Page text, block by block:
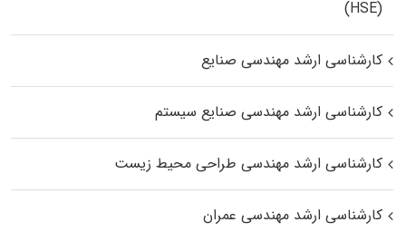
(HSE)
کارشناسی ارشد مهندسی صنایع
کارشناسی ارشد مهندسی صنایع سیستم
کارشناسی ارشد مهندسی طراحی محیط زیست
کارشناسی ارشد مهندسی عمران